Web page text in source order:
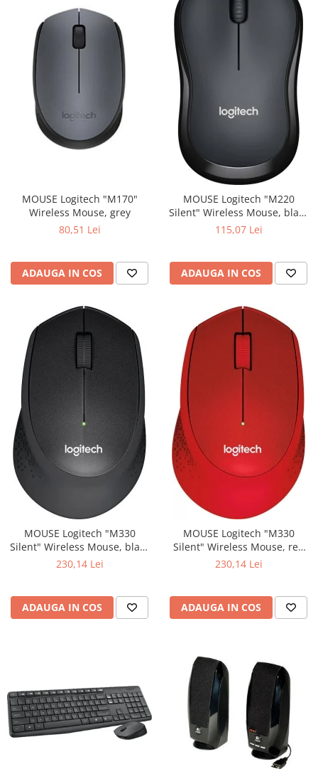
MOUSE Logitech "M170"
Wireless Mouse, grey
80,51 Lei
ADAUGA IN COS
MOUSE Logitech "M220
Silent" Wireless Mouse, black
"910-004878" (include timbru115,07 Lei
ADAUGA IN COS
MOUSE Logitech "M330
Silent" Wireless Mouse, black
"910-004909" (include timbru230,14 Lei
ADAUGA IN COS
MOUSE Logitech "M330
Silent" Wireless Mouse, red
"910-004911" (include timbru230,14 Lei
ADAUGA IN COS